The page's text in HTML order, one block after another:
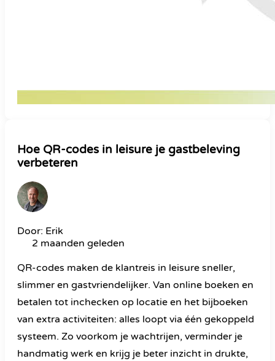
Hoe QR-codes in leisure je gastbeleving
verbeteren
Door: Erik
2 maanden geleden
QR-codes maken de klantreis in leisure sneller,
slimmer en gastvriendelijker. Van online boeken en
betalen tot inchecken op locatie en het bijboeken
van extra activiteiten: alles loopt via één gekoppeld
systeem. Zo voorkom je wachtrijen, verminder je
handmatig werk en krijg je beter inzicht in drukte,